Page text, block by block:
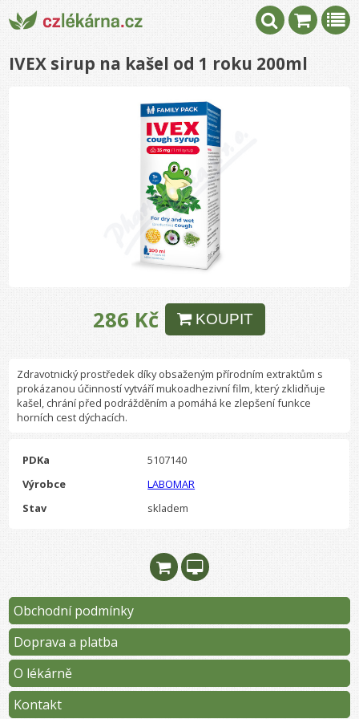
IVEX sirup na kašel od 1 roku 200ml
286 Kč KOUPIT
Zdravotnický prostředek díky obsaženým přírodním extraktům s
prokázanou účinností vytváří mukoadhezivní film, který zklidňuje
kašel, chrání před podrážděním a pomáhá ke zlepšení funkce
horních cest dýchacích.
PDKa
5107140
Výrobce
LABOMAR
Stav
skladem
Obchodní podmínky
Doprava a platba
O lékárně
Kontakt